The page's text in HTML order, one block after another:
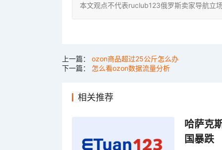
本文观点不代表ruclub123俄罗斯卖家导航立
上一篇： ozon商品超过25公斤怎么办
下一篇： 怎么看ozon数据流量分析
相关推荐
哈萨克
国暴跌